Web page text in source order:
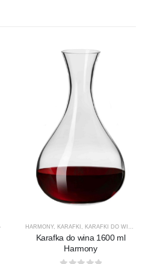
,PRODUCENCI , PRODUKTY,PROMOCJE
HARMONY, KARAFKI , KARAFKI DO WINA
Karafka do wina 1600 ml
Harmony